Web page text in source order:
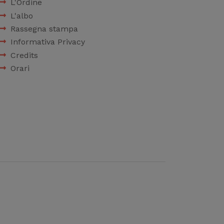
L'Ordine
L'albo
Rassegna stampa
Informativa Privacy
Credits
Orari